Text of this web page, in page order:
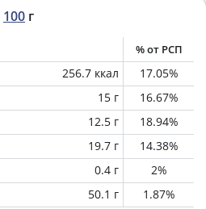
100 г
% от РСП
256.7 ккал 17.05%
15 г 16.67%
12.5 г 18.94%
19.7 г 14.38%
0.4 г 2%
50.1 г 1.87%